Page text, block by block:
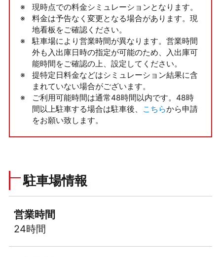
現時点での料金シミュレーションとなります。
料金は予告なく変更となる場合があります。現
地看板をご確認ください。
駐車場により営業時間が異なります。営業時間
外も入出庫日時の指定が可能のため、入出庫可
能時間をご確認の上、設定してください。
提特定日料金などはシミュレーション結果に含
まれていない場合がございます。
ご利用可能時間は通常48時間以内です。48時
間以上駐車する場合は駐車後、
こちらから申請
をお願い致します。
駐車場情報
営業時間
24時間